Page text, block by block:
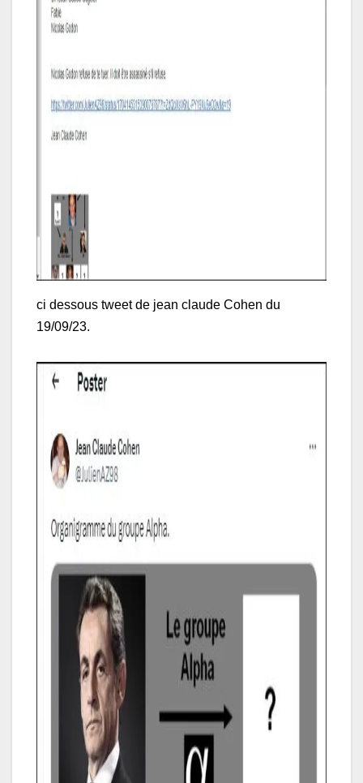
ci dessous tweet de jean claude Cohen du
19/09/23.